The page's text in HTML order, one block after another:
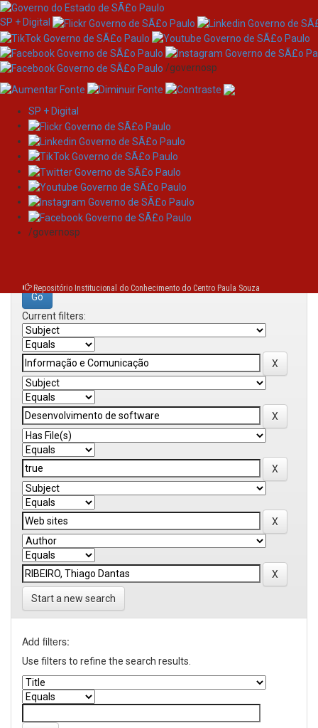
Skip
navigation
SP + Digital
/governosp
SP + Digital
/governosp
Repositório Institucional do Conhecimento do Centro Paula Souza
Search
Search:
Current filters:
Start a new search
Add filters:
Use filters to refine the search results.